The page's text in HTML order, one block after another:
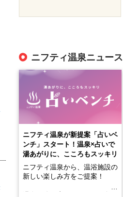
ニフティ温泉ニュース
ニフティ温泉が新提案「占いベ
ンチ」スタート！温泉×占いで
湯あがりに、こころもスッキリ
ニフティ温泉から、温浴施設の
新しい楽しみ方をご提案！